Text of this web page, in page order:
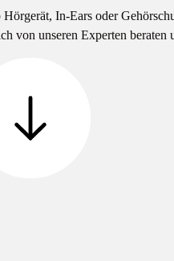
In-Ears oder
unseren Experten beraten